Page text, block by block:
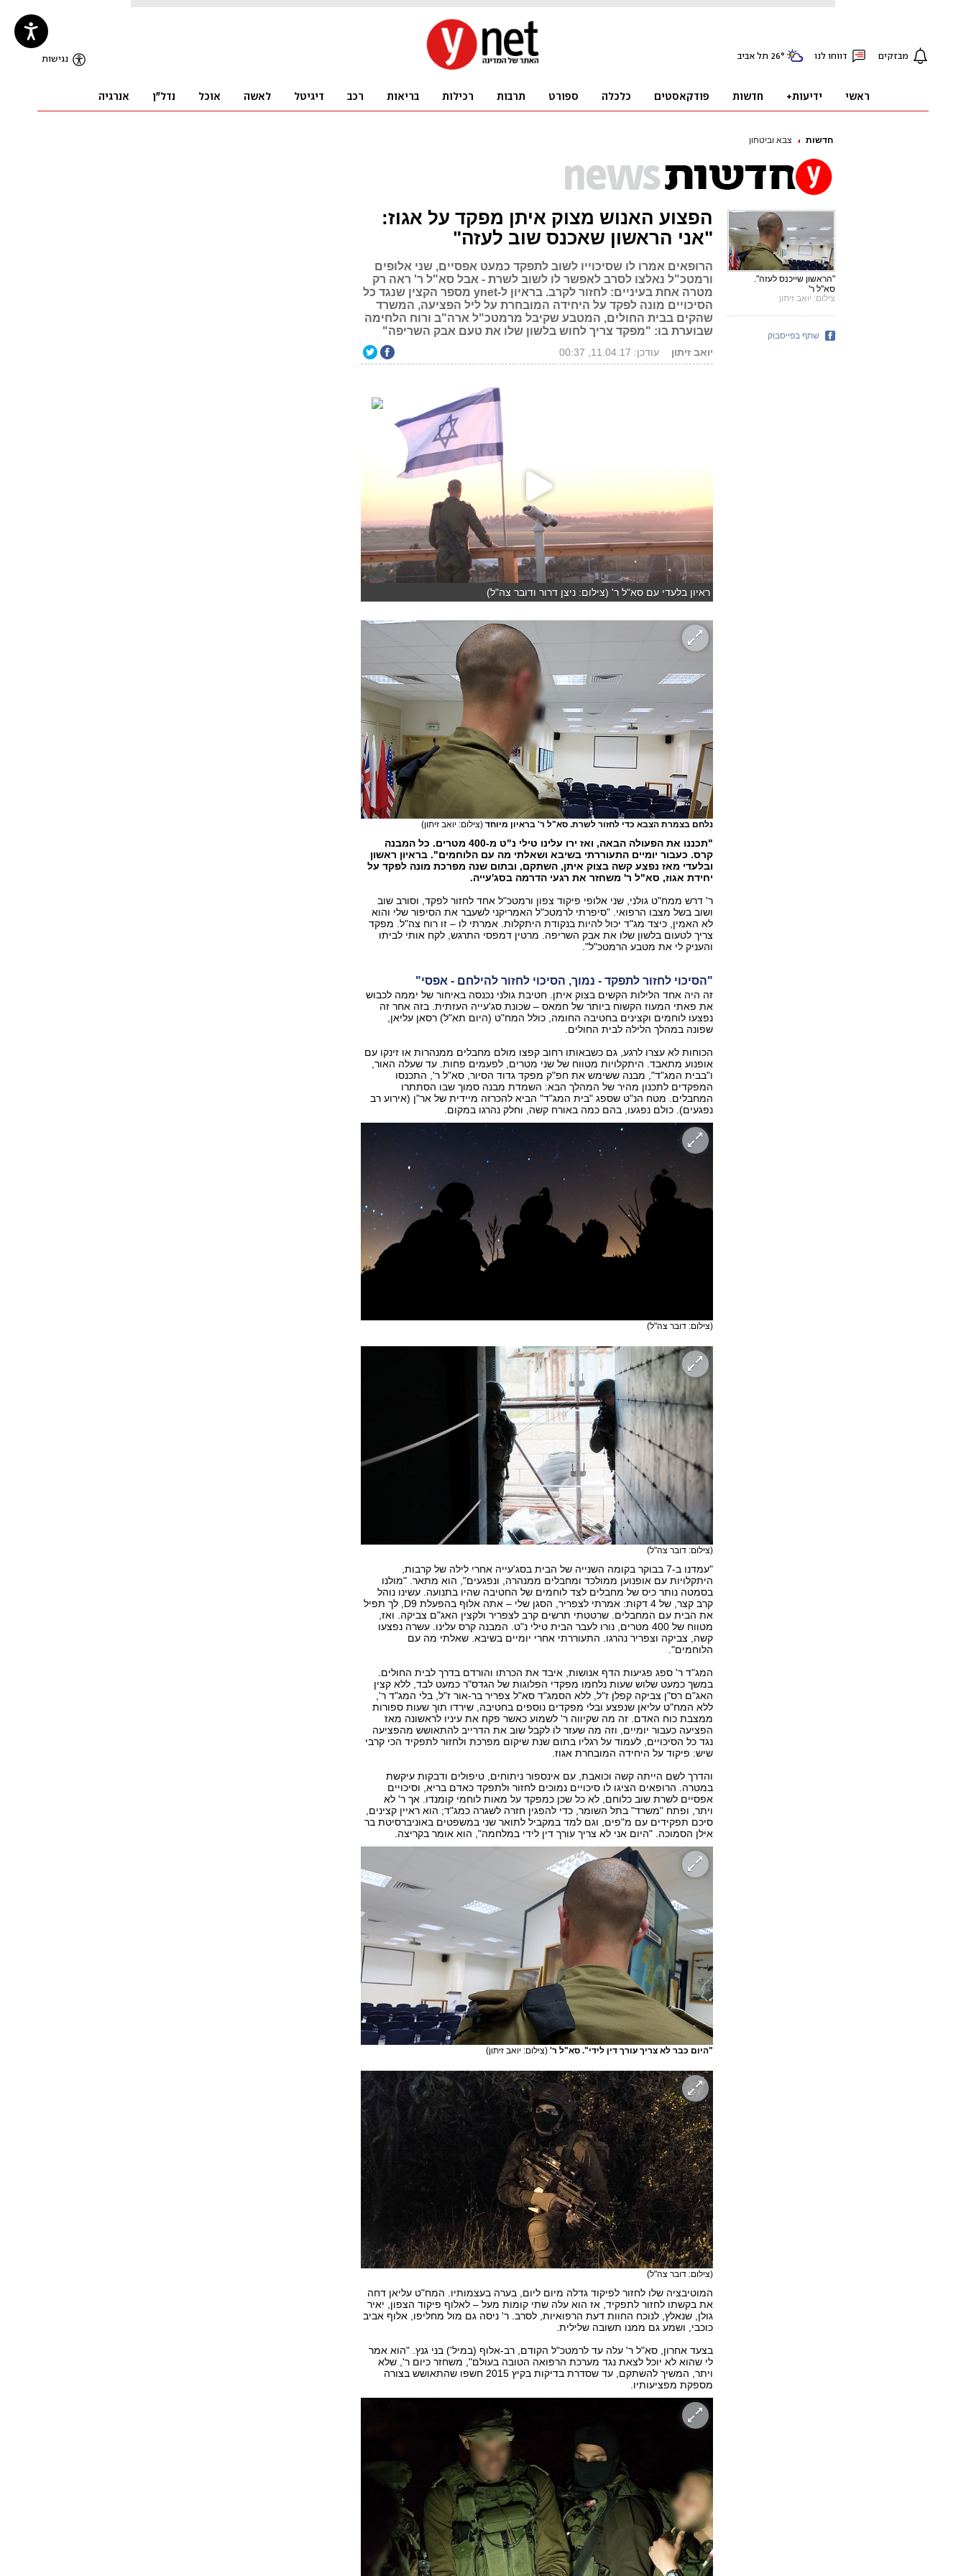
חדשות צבא וביטחון
הפצוע האנוש מצוק איתן מפקד על אגוז:
"אני הראשון שאכנס שוב לעזה"
הרופאים אמרו לו שסיכוייו לשוב לתפקד כמעט אפסיים, שני אלופים
ורמטכ"ל נאלצו לסרב לאפשר לו לשוב לשרת - אבל סא"ל ר' ראה רק
מטרה אחת בעיניים: לחזור לקרב. בראיון ל-ynet מספר הקצין שנגד כל
הסיכויים מונה לפקד על היחידה המובחרת על ליל הפציעה, המשרד
שהקים בבית החולים, המטבע שקיבל מרמטכ"ל ארה"ב ורוח הלחימה
שבוערת בו: "מפקד צריך לחוש בלשון שלו את טעם אבק השריפה"
יואב זיתון עודכן: 11.04.17, 00:37
ראיון בלעדי עם סא"ל ר' (צילום: ניצן דרור ודובר צה"ל)
נלחם בצמרת הצבא כדי לחזור לשרת. סא"ל ר' בראיון מיוחד (צילום: יואב זיתון)
"תכננו את הפעולה הבאה, ואז ירו עלינו טילי נ"ט מ-400 מטרים. כל המבנה
קרס. כעבור יומיים התעוררתי בשיבא ושאלתי מה עם הלוחמים". בראיון ראשון
ובלעדי מאז נפצע קשה בצוק איתן, השתקם, ובתום שנה מפרכת מונה לפקד על
יחידת אגוז, סא"ל ר' משחזר את רגעי הדרמה בסג'עייה.
ר' דרש ממח"ט גולני, שני אלופי פיקוד צפון ורמטכ"ל אחד לחזור לפקד, וסורב שוב
ושוב בשל מצבו הרפואי. "סיפרתי לרמטכ"ל האמריקני לשעבר את הסיפור שלי והוא
לא האמין, כיצד מג"ד יכול להיות בנקודת היתקלות. אמרתי לו – זו רוח צה"ל. מפקד
צריך לטעום בלשון שלו את אבק השריפה. מרטין דמפסי התרגש, לקח אותי לביתו
והעניק לי את מטבע הרמטכ"ל".
"הסיכוי לחזור לתפקד - נמוך, הסיכוי לחזור להילחם - אפסי"
זה היה אחד הלילות הקשים בצוק איתן. חטיבת גולני נכנסה באיחור של יממה לכבוש
את פאתי המעוז הקשוח ביותר של חמאס – שכונת סג'עייה העזתית. בזה אחר זה
נפצעו לוחמים וקצינים בחטיבה החומה, כולל המח"ט (היום תא"ל) רסאן עליאן,
שפונה במהלך הלילה לבית החולים.
הכוחות לא עצרו לרגע, גם כשבאותו רחוב קפצו מולם מחבלים ממנהרות או זינקו עם
אופנוע מתאבד. היתקלויות מטווח של שני מטרים, לפעמים פחות. עד שעלה האור,
ו"בבית המג"ד", מבנה ששימש את חפ"ק מפקד גדוד הסיור, סא"ל ר', התכנסו
המפקדים לתכנון מהיר של המהלך הבא: השמדת מבנה סמוך שבו הסתתרו
המחבלים. מטח הנ"ט שספג "בית המג"ד" הביא להכרזה מיידית של אר"ן (אירוע רב
נפגעים). כולם נפגעו, בהם כמה באורח קשה, וחלק נהרגו במקום.
(צילום: דובר צה"ל)
(צילום: דובר צה"ל)
"עמדנו ב-7 בבוקר בקומה השנייה של הבית בסג'עייה אחרי לילה של קרבות,
היתקלויות עם אופנוען ממולכד ומחבלים ממנהרה, ונפגעים", הוא מתאר. "מולנו
בסמטה נותר כיס של מחבלים לצד לוחמים של החטיבה שהיו בתנועה. עשינו נוהל
קרב קצר, של 4 דקות: אמרתי לצפריר, הסגן שלי – אתה אלוף בהפעלת D9, לך תפיל
את הבית עם המחבלים. שרטטתי תרשים קרב לצפריר ולקצין האג"ם צביקה. ואז,
מטווח של 400 מטרים, נורו לעבר הבית טילי נ"ט. המבנה קרס עלינו. עשרה נפצעו
קשה, צביקה וצפריר נהרגו. התעוררתי אחרי יומיים בשיבא. שאלתי מה עם
הלוחמים".
המג"ד ר' ספג פגיעות הדף אנושות, איבד את הכרתו והורדם בדרך לבית החולים.
במשך כמעט שלוש שעות נלחמו מפקדי הפלוגות של הגדס"ר כמעט לבד, ללא קצין
האג"ם רס"ן צביקה קפלן ז"ל, ללא הסמג"ד סא"ל צפריר בר-אור ז"ל, בלי המג"ד ר',
ללא המח"ט עליאן שנפצע ובלי מפקדים נוספים בחטיבה, שירדו תוך שעות ספורות
ממצבת כוח האדם. זה מה שקיווה ר' לשמוע כאשר פקח את עיניו לראשונה מאז
הפציעה כעבור יומיים, וזה מה שעזר לו לקבל שוב את הדרייב להתאושש מהפציעה
נגד כל הסיכויים, לעמוד על רגליו בתום שנת שיקום מפרכת ולחזור לתפקיד הכי קרבי
שיש: פיקוד על היחידה המובחרת אגוז.
והדרך לשם הייתה קשה וכואבת, עם אינספור ניתוחים, טיפולים ודבקות עיקשת
במטרה. הרופאים הציגו לו סיכויים נמוכים לחזור ולתפקד כאדם בריא, וסיכויים
אפסיים לשרת שוב כלוחם, לא כל שכן כמפקד על מאות לוחמי קומנדו. אך ר' לא
ויתר, ופתח "משרד" בתל השומר, כדי להפגין חזרה לשגרה כמג"ד; הוא ראיין קצינים,
סיכם תפקידים עם מ"פים, וגם למד במקביל לתואר שני במשפטים באוניברסיטת בר
אילן הסמוכה. "היום אני לא צריך עורך דין לידי במלחמה", הוא אומר בקריצה.
"היום כבר לא צריך עורך דין לידי". סא"ל ר' (צילום: יואב זיתון)
(צילום: דובר צה"ל)
המוטיבציה שלו לחזור לפיקוד גדלה מיום ליום, בערה בעצמותיו. המח"ט עליאן דחה
את בקשתו לחזור לתפקיד, אז הוא עלה שתי קומות מעל – לאלוף פיקוד הצפון, יאיר
גולן, שנאלץ, לנוכח החוות דעת הרפואיות, לסרב. ר' ניסה גם מול מחליפו, אלוף אביב
כוכבי, ושמע גם ממנו תשובה שלילית.
בצעד אחרון, סא"ל ר' עלה עד לרמטכ"ל הקודם, רב-אלוף (במיל') בני גנץ. "הוא אמר
לי שהוא לא יוכל לצאת נגד מערכת הרפואה הטובה בעולם", משחזר כיום ר', שלא
ויתר, המשיך להשתקם, עד שסדרת בדיקות בקיץ 2015 חשפו שהתאושש בצורה
מספקת מפציעותיו.
"הראשון שייכנס לעזה".
סא"ל ר'
צילום: יואב זיתון
שתף בפייסבוק